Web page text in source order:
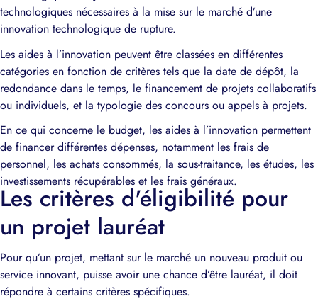
technologiques nécessaires à la mise sur le marché d’une
innovation technologique de rupture.
Les aides à l’innovation peuvent être classées en différentes
catégories en fonction de critères tels que la date de dépôt, la
redondance dans le temps, le financement de projets collaboratifs
ou individuels, et la typologie des concours ou appels à projets.
En ce qui concerne le budget, les aides à l’innovation permettent
de financer différentes dépenses, notamment les frais de
personnel, les achats consommés, la sous-traitance, les études, les
investissements récupérables et les frais généraux.
Les critères d'éligibilité pour
un projet lauréat
Pour qu’un projet, mettant sur le marché un nouveau produit ou
service innovant, puisse avoir une chance d’être lauréat, il doit
répondre à certains critères spécifiques.